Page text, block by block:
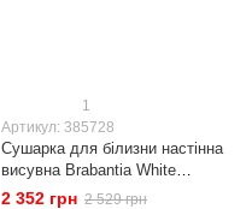
1
Артикул: 385728
Сушарка для білизни настінна
висувна Brabantia White
(385728)
2 352 грн 2 529 грн